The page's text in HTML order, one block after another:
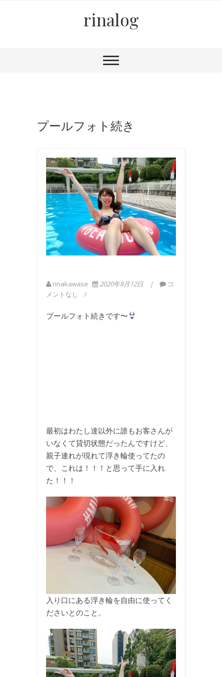
rinalog
プールフォト続き
rinakawase 2020年8月12日
コ
メントなし
プールフォト続きです〜
最初はわたし達以外に誰もお客さんが
いなくて貸切状態だったんですけど、
親子連れが現れて浮き輪使ってたの
で、これは！！！と思って手に入れ
た！！！
入り口にある浮き輪を自由に使ってく
ださいとのこと。